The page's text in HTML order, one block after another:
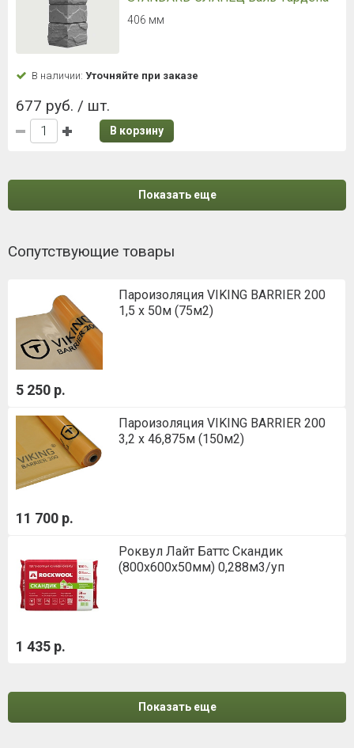
406 мм
В наличии: Уточняйте при заказе
677 руб. / шт.
В корзину
Показать еще
Сопутствующие товары
Пароизоляция VIKING BARRIER 200
1,5 х 50м (75м2)
5 250 р.
Пароизоляция VIKING BARRIER 200
3,2 х 46,875м (150м2)
11 700 р.
Роквул Лайт Баттс Скандик
(800х600х50мм) 0,288м3/уп
1 435 р.
Показать еще